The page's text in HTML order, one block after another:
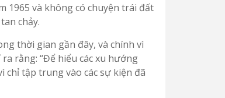
1965 và không có chuyện trái đất
chảy.
thời gian gần đây, và chính vì
rằng: “Để hiểu các xu hướng
chỉ tập trung vào các sự kiện đã